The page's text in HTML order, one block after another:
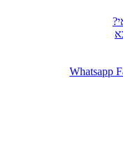
Whatsapp